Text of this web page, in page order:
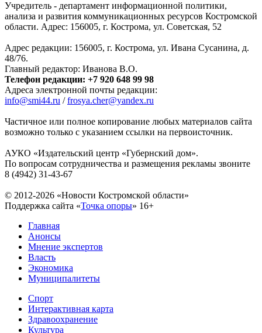
Учредитель - департамент информационной политики,
анализа и развития коммуникационных ресурсов Костромской
области. Адрес: 156005, г. Кострома, ул. Советская, 52
Адрес редакции: 156005, г. Кострома, ул. Ивана Сусанина, д.
48/76.
Главный редактор: Иванова В.О.
Телефон редакции: +7 920 648 99 98
Адреса электронной почты редакции:
info@smi44.ru /frosya.cher@yandex.ru
Частичное или полное копирование любых материалов сайта
возможно только с указанием ссылки на первоисточник.
АУКО «Издательский центр «Губернский дом».
По вопросам сотрудничества и размещения рекламы звоните
8 (4942) 31-43-67
© 2012-2026 «Новости Костромской области»
Поддержка сайта «Точка опоры» 16+
Главная
Анонсы
Мнение экспертов
Власть
Экономика
Муниципалитеты
Спорт
Интерактивная карта
Здравоохранение
Культура